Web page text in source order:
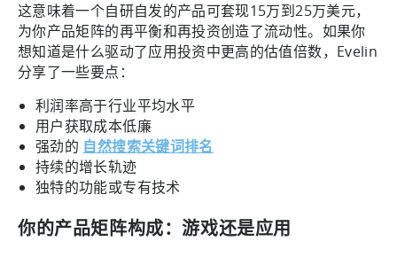
这意味着一个自研自发的产品可套现15万到25万美元，
为你产品矩阵的再平衡和再投资创造了流动性。如果你
想知道是什么驱动了应用投资中更高的估值倍数，Evelin
分享了一些要点：
利润率高于行业平均水平
用户获取成本低廉
强劲的 自然搜索关键词排名
持续的增长轨迹
独特的功能或专有技术
你的产品矩阵构成：游戏还是应用